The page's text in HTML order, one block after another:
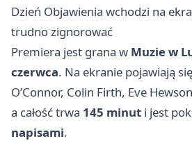
Dzień Objawienia wchodzi na
trudno zignorować
Premiera jest grana w Muzie w
czerwca. Na ekranie pojawiają
O’Connor, Colin Firth, Eve
a całość trwa 145 minut i jest
napisami.